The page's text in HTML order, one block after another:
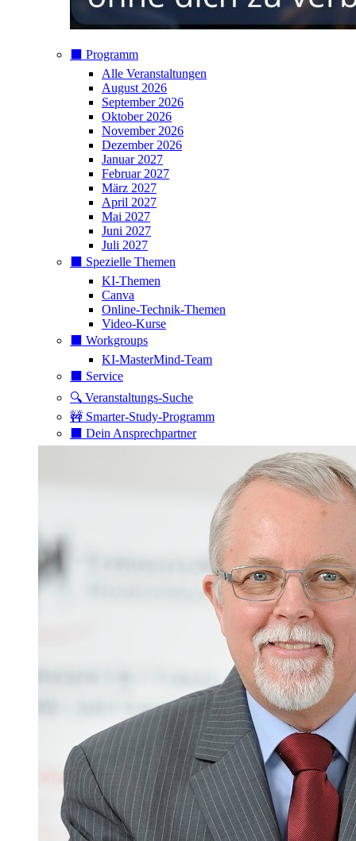
⬛️ Programm
Alle Veranstaltungen
August 2026
September 2026
Oktober 2026
November 2026
Dezember 2026
Januar 2027
Februar 2027
März 2027
April 2027
Mai 2027
Juni 2027
Juli 2027
⬛️ Spezielle Themen
KI-Themen
Canva
Online-Technik-Themen
Video-Kurse
⬛️ Workgroups
KI-MasterMind-Team
⬛️ Service
🔍 Veranstaltungs-Suche
🚧 Smarter-Study-Programm
⬛️ Dein Ansprechpartner